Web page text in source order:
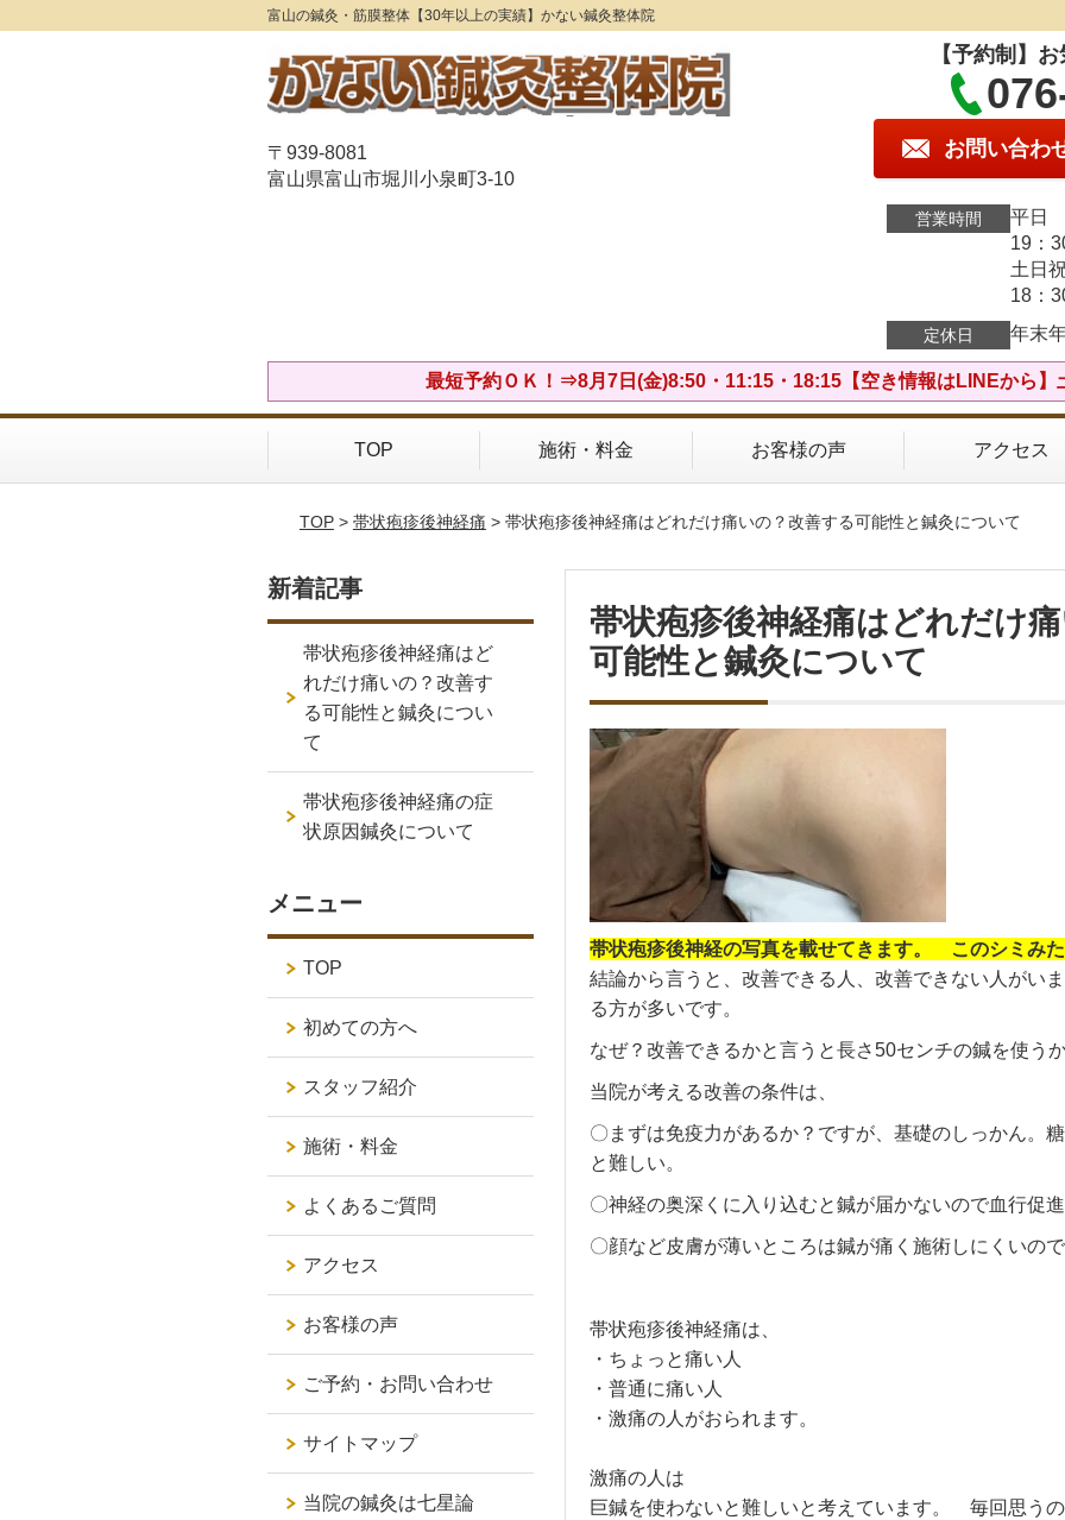
富山の鍼灸・筋膜整体【30年以上の実績】かない鍼灸整体院
〒939-8081
富山県富山市堀川小泉町3-10
【予約制】
お問い合わ
営業時間
平日
19
土日
18
定休日 年末
最短予約ＯＫ！⇒8月7日(金)8:50・11:15・18:15【空き情報はLINEから】
TOP 施術・料金 お客様の声 アクセス
TOP> 帯状疱疹後神経痛 > 帯状疱疹後神経痛はどれだけ痛いの？改善する可能性と鍼灸について
帯状疱疹後神経痛はどれだけ
可能性と鍼灸について
帯状疱疹後神経の写真を載せてきます。　このシミみ
結論から言うと、改善できる人、改善できない人がい
る方が多いです。
なぜ？改善できるかと言うと長さ50センチの鍼を使う
当院が考える改善の条件は、
〇まずは免疫力があるか？ですが、基礎のしっかん。
と難しい。
〇神経の奥深くに入り込むと鍼が届かないので血行促
〇顔など皮膚が薄いところは鍼が痛く施術しにくいの
帯状疱疹後神経痛は、
・ちょっと痛い人
・普通に痛い人
・激痛の人がおられます。
激痛の人は
巨鍼を使わないと難しいと考えています。　毎回思う
新着記事
帯状疱疹後神経痛はど
れだけ痛いの？改善す
る可能性と鍼灸につい
て
帯状疱疹後神経痛の症
状原因鍼灸について
メニュー
TOP
初めての方へ
スタッフ紹介
施術・料金
よくあるご質問
アクセス
お客様の声
ご予約・お問い合わせ
サイトマップ
当院の鍼灸は七星論